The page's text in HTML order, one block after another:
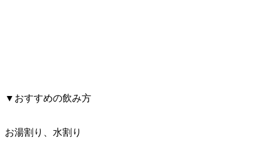
▼おすすめの飲み方
お湯割り、水割り